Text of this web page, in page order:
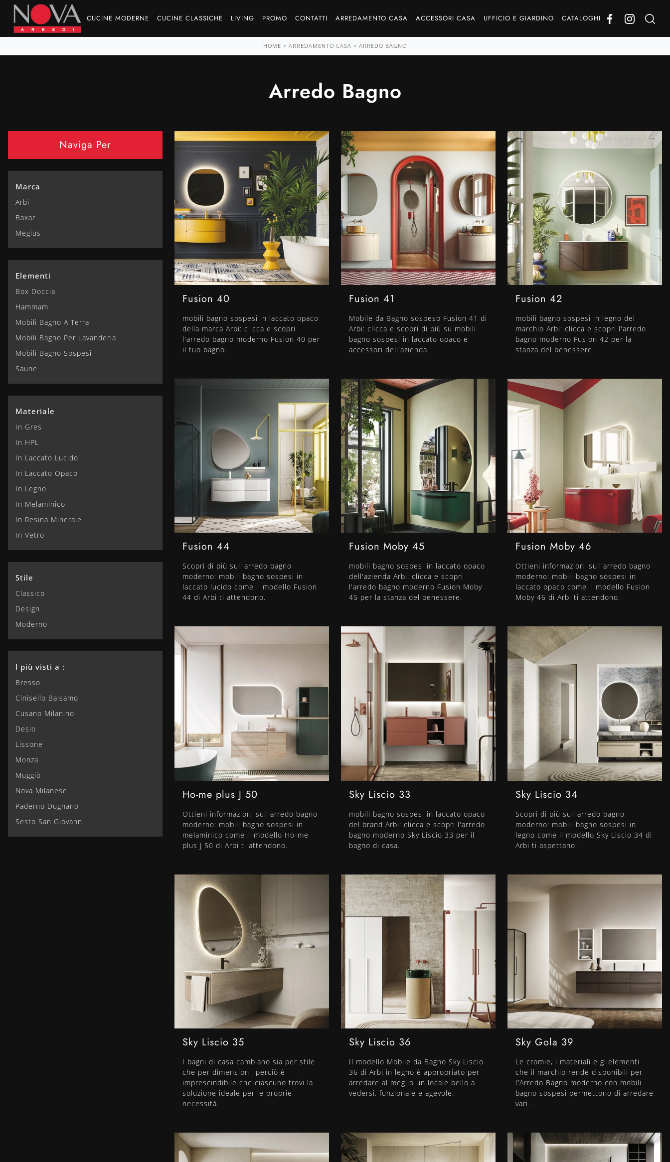
CUCINE MODERNE CUCINE CLASSICHE LIVING PROMO CONTATTI ARREDAMENTO CASA ACCESSORI CASA UFFICIO E GIARDINO CATALOGHI
HOME > ARREDAMENTO CASA > ARREDO BAGNO
Arredo Bagno
Naviga Per
Marca
Arbi
Baxar
Megius
Elementi
Box Doccia
Hammam
Mobili Bagno A Terra
Mobili Bagno Per Lavanderia
Mobili Bagno Sospesi
Saune
Materiale
In Gres
In HPL
In Laccato Lucido
In Laccato Opaco
In Legno
In Melaminico
In Resina Minerale
In Vetro
Stile
Classico
Design
Moderno
I più visti a :
Bresso
Cinisello Balsamo
Cusano Milanino
Desio
Lissone
Monza
Muggiò
Nova Milanese
Paderno Dugnano
Sesto San Giovanni
Fusion 40
mobili bagno sospesi in laccato opaco
della marca Arbi: clicca e scopri
l'arredo bagno moderno Fusion 40 per
il tuo bagno.
Fusion 41
Mobile da Bagno sospeso Fusion 41 di
Arbi: clicca e scopri di più su mobili
bagno sospesi in laccato opaco e
accessori dell'azienda.
Fusion 42
mobili bagno sospesi in legno del
marchio Arbi: clicca e scopri l'arredo
bagno moderno Fusion 42 per la
stanza del benessere.
Fusion 44
Scopri di più sull'arredo bagno
moderno: mobili bagno sospesi in
laccato lucido come il modello Fusion
44 di Arbi ti attendono.
Fusion Moby 45
mobili bagno sospesi in laccato opaco
dell'azienda Arbi: clicca e scopri
l'arredo bagno moderno Fusion Moby
45 per la stanza del benessere.
Fusion Moby 46
Ottieni informazioni sull'arredo bagno
moderno: mobili bagno sospesi in
laccato opaco come il modello Fusion
Moby 46 di Arbi ti attendono.
Ho-me plus J 50
Ottieni informazioni sull'arredo bagno
moderno: mobili bagno sospesi in
melaminico come il modello Ho-me
plus J 50 di Arbi ti attendono.
Sky Liscio 33
mobili bagno sospesi in laccato opaco
del brand Arbi: clicca e scopri l'arredo
bagno moderno Sky Liscio 33 per il
bagno di casa.
Sky Liscio 34
Scopri di più sull'arredo bagno
moderno: mobili bagno sospesi in
legno come il modello Sky Liscio 34 di
Arbi ti aspettano.
Sky Liscio 35
I bagni di casa cambiano sia per stile
che per dimensioni, perciò è
imprescindibile che ciascuno trovi la
soluzione ideale per le proprie
necessità.
Sky Liscio 36
Il modello Mobile da Bagno Sky Liscio
36 di Arbi in legno è appropriato per
arredare al meglio un locale bello a
vedersi, funzionale e agevole.
Sky Gola 39
Le cromie, i materiali e glielementi
che il marchio rende disponibili per
l’Arredo Bagno moderno con mobili
bagno sospesi permettono di arredare
vari ...